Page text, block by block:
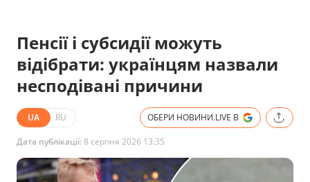
Пенсії і субсидії можуть
відібрати: українцям назвали
несподівані причини
UA RU ОБЕРИ НОВИНИ.LIVE В
Дата публікації:8 серпня 2026 13:35